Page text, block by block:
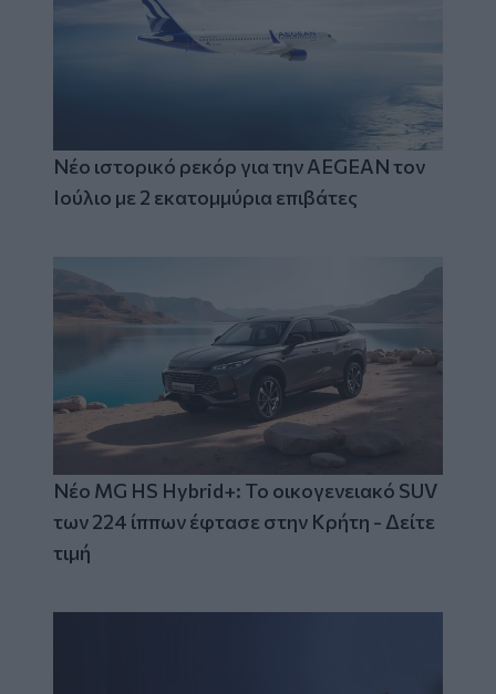
Νέο ιστορικό ρεκόρ για την AEGEAN τον
Ιούλιο με 2 εκατομμύρια επιβάτες
Νέο MG HS Hybrid+: Το οικογενειακό SUV
των 224 ίππων έφτασε στην Κρήτη - Δείτε
τιμή